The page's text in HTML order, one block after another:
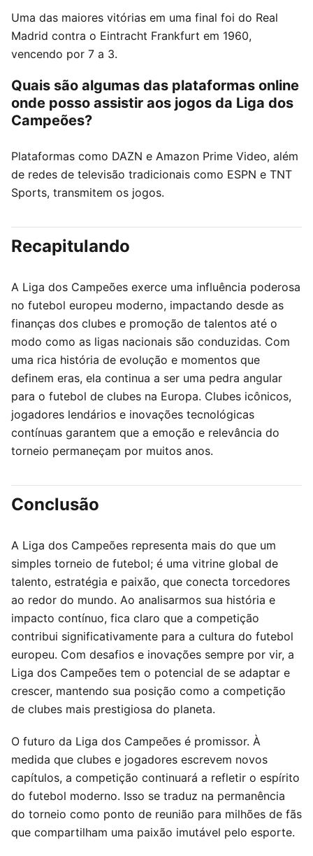
Uma das maiores vitórias em uma final foi do Real
Madrid contra o Eintracht Frankfurt em 1960,
vencendo por 7 a 3.
Quais são algumas das plataformas online
onde posso assistir aos jogos da Liga dos
Campeões?
Plataformas como DAZN e Amazon Prime Video, além
de redes de televisão tradicionais como ESPN e TNT
Sports, transmitem os jogos.
Recapitulando
A Liga dos Campeões exerce uma influência poderosa
no futebol europeu moderno, impactando desde as
finanças dos clubes e promoção de talentos até o
modo como as ligas nacionais são conduzidas. Com
uma rica história de evolução e momentos que
definem eras, ela continua a ser uma pedra angular
para o futebol de clubes na Europa. Clubes icônicos,
jogadores lendários e inovações tecnológicas
contínuas garantem que a emoção e relevância do
torneio permaneçam por muitos anos.
Conclusão
A Liga dos Campeões representa mais do que um
simples torneio de futebol; é uma vitrine global de
talento, estratégia e paixão, que conecta torcedores
ao redor do mundo. Ao analisarmos sua história e
impacto contínuo, fica claro que a competição
contribui significativamente para a cultura do futebol
europeu. Com desafios e inovações sempre por vir, a
Liga dos Campeões tem o potencial de se adaptar e
crescer, mantendo sua posição como a competição
de clubes mais prestigiosa do planeta.
O futuro da Liga dos Campeões é promissor. À
medida que clubes e jogadores escrevem novos
capítulos, a competição continuará a refletir o espírito
do futebol moderno. Isso se traduz na permanência
do torneio como ponto de reunião para milhões de fãs
que compartilham uma paixão imutável pelo esporte.